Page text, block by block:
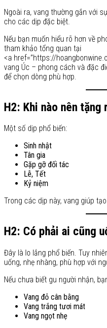
Ngoài ra, vang thường gắn với
cho các dịp đặc biệt.
Nếu bạn muốn hiểu rõ hơn về
tham khảo tổng quan tại
<a href=”https://
vang Úc – phong cách và đặc
để chọn dòng phù hợp.
H2: Khi nào nên tặng
Một số dịp phổ biến:
Sinh nhật
Tân gia
Gặp gỡ đối tác
Lễ, Tết
Kỷ niệm
Trong các dịp này, vang giúp
H2: Có phải ai cũng
Đây là lo lắng phổ biến. Tuy
uống, nhẹ nhàng, phù hợp với
Nếu chưa biết gu người nhận,
Vang đỏ cân bằng
Vang trắng tươi mát
Vang ngọt nhẹ